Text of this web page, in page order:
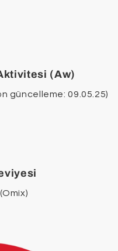
(Aw)
güncelleme: 09.05.25)